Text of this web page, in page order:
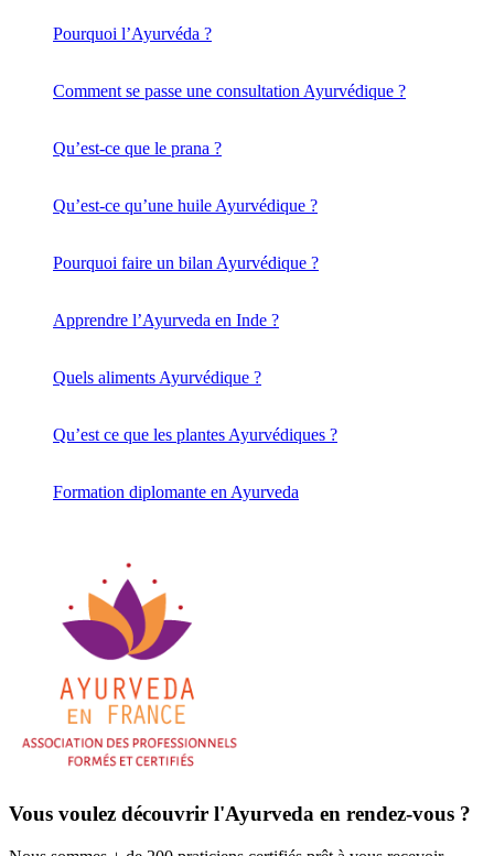
Pourquoi l’Ayurvéda ?
Comment se passe une consultation Ayurvédique ?
Qu’est-ce que le prana ?
Qu’est-ce qu’une huile Ayurvédique ?
Pourquoi faire un bilan Ayurvédique ?
Apprendre l’Ayurveda en Inde ?
Quels aliments Ayurvédique ?
Qu’est ce que les plantes Ayurvédiques ?
Formation diplomante en Ayurveda
Vous voulez découvrir l'Ayurveda en rendez-vous ?